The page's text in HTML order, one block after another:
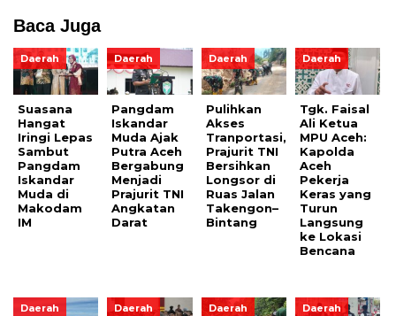
Baca Juga
Daerah
Suasana
Hangat
Iringi Lepas
Sambut
Pangdam
Iskandar
Muda di
Makodam
IM
Daerah
Pangdam
Iskandar
Muda Ajak
Putra Aceh
Bergabung
Menjadi
Prajurit TNI
Angkatan
Darat
Daerah
Pulihkan
Akses
Tranportasi,
Prajurit TNI
Bersihkan
Longsor di
Ruas Jalan
Takengon–
Bintang
Daerah
Tgk. Faisal
Ali Ketua
MPU Aceh:
Kapolda
Aceh
Pekerja
Keras yang
Turun
Langsung
ke Lokasi
Bencana
Daerah Daerah Daerah Daerah